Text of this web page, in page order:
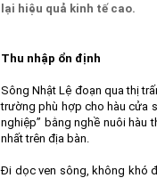
lại hiệu quả kinh tế cao.
Thu nhập ổn định
Sông Nhật Lệ đoạn qua thị
trường phù hợp cho hàu cửa
nghiệp” bằng nghề nuôi hàu
nhất trên địa bàn.
Đi dọc ven sông, không khó